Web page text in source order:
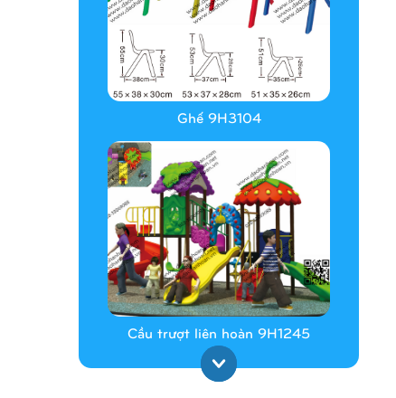
Ghế 9H3104
Cầu trượt liên hoàn 9H1245